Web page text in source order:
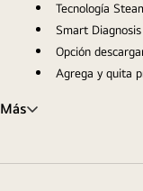
Tecnología
Smart Diagnosis
Opción
Agrega y quita
Más